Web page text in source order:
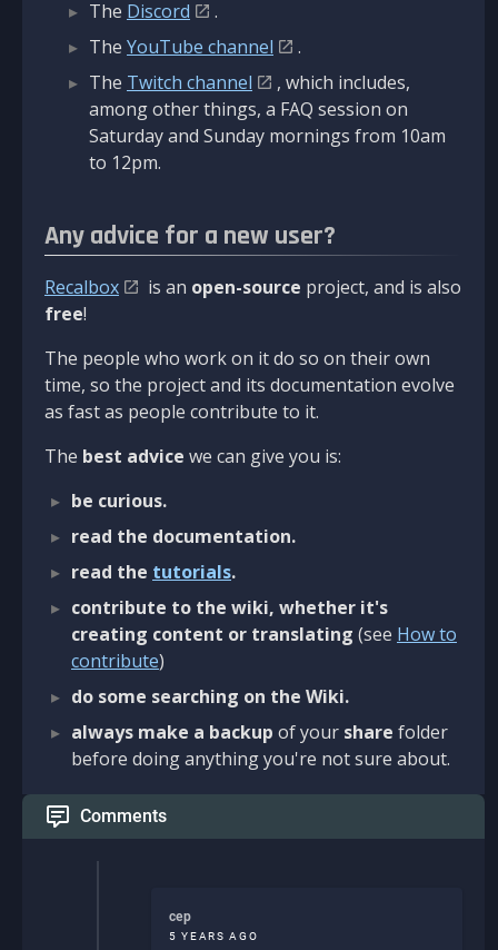
The Discord
.
The YouTube channel
.
The Twitch channel
, which includes,
among other things, a FAQ session on
Saturday and Sunday mornings from 10am
to 12pm.
Any advice for a new user?
Recalbox is an open-source project, and is also
free!
The people who work on it do so on their own
time, so the project and its documentation evolve
as fast as people contribute to it.
The best advice we can give you is:
be curious.
read the documentation.
read the tutorials.
contribute to the wiki, whether it's
creating content or translating (see How to
contribute)
do some searching on the Wiki.
always make a backup of your share folder
before doing anything you're not sure about.
Comments
cep
5 YEARS AGO